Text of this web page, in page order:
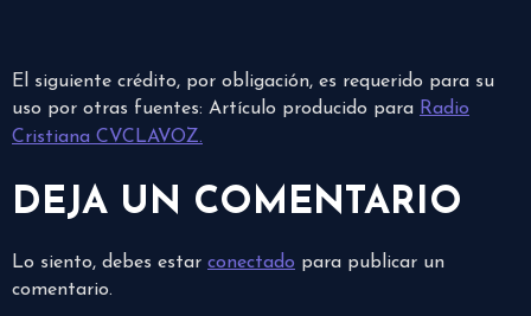
El siguiente crédito, por obligación, es requerido para su
uso por otras fuentes: Artículo producido para Radio
Cristiana CVCLAVOZ.
DEJA UN COMENTARIO
Lo siento, debes estar conectado para publicar un
comentario.